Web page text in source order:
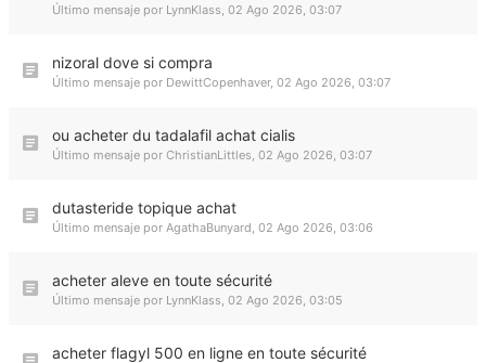
Último mensaje por LynnKlass, 02 Ago 2026, 03:07
nizoral dove si compra
Último mensaje por DewittCopenhaver, 02 Ago 2026, 03:07
ou acheter du tadalafil achat cialis
Último mensaje por ChristianLittles, 02 Ago 2026, 03:07
dutasteride topique achat
Último mensaje por AgathaBunyard, 02 Ago 2026, 03:06
acheter aleve en toute sécurité
Último mensaje por LynnKlass, 02 Ago 2026, 03:05
acheter flagyl 500 en ligne en toute sécurité